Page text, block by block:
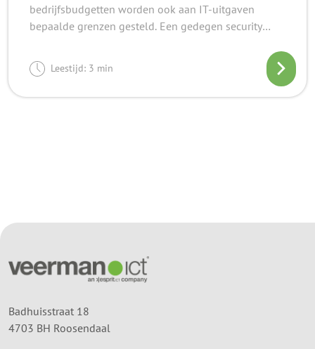
bedrijfsbudgetten worden ook aan IT-uitgaven
bepaalde grenzen gesteld. Een gedegen security
bovendien is de ROI bij deze uitgaven niet altijd
evident. Om aan te geven dat een gedegen security
oplossing wel degelijk in het budget van het MKB past
Leestijd: 3 min
Badhuisstraat 18
4703 BH Roosendaal